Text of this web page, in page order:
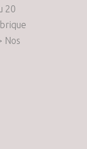
20
Nos